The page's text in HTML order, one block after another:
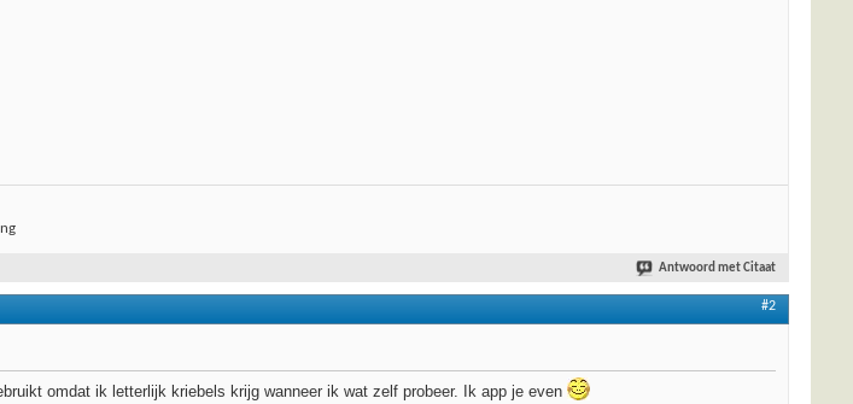
Antwoord met Citaat
#2
omdat ik letterlijk kriebels krijg wanneer ik wat zelf probeer. Ik app je even